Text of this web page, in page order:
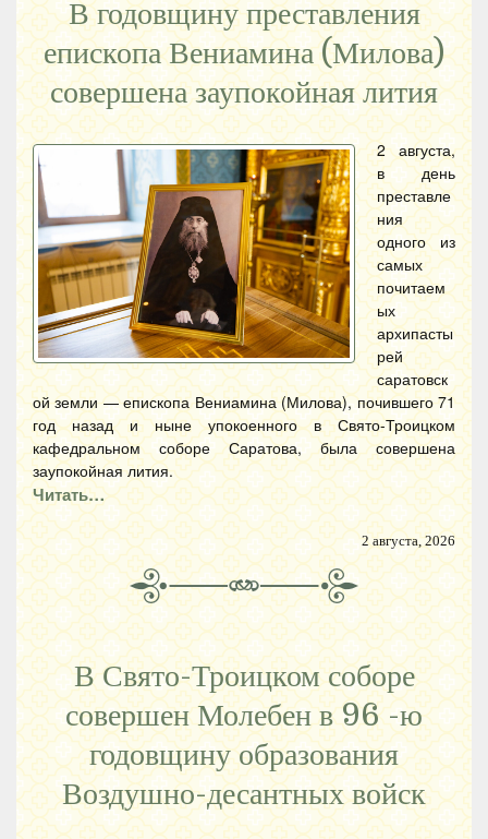
В годовщину преставления
епископа Вениамина (Милова)
совершена заупокойная лития
2 августа,
в день
преставле
ния
одного из
самых
почитаем
ых
архипасты
рей
саратовск
ой земли — епископа Вениамина (Милова), почившего 71
год назад и ныне упокоенного в Свято-Троицком
кафедральном соборе Саратова, была совершена
заупокойная лития.
Читать…
2 августа, 2026
В Свято-Троицком соборе
совершен Молебен в 96 -ю
годовщину образования
Воздушно-десантных войск